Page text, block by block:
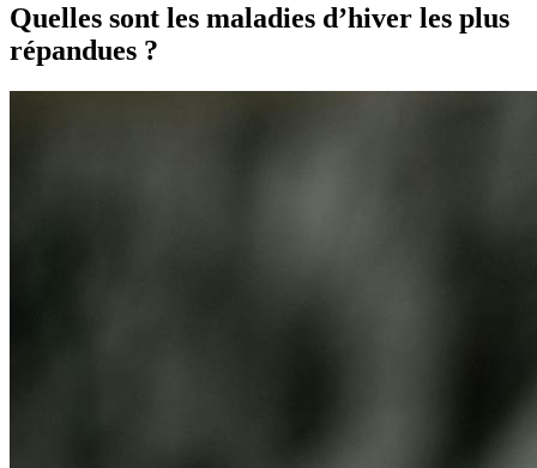
Quelles sont les maladies d’hiver les plus
répandues ?